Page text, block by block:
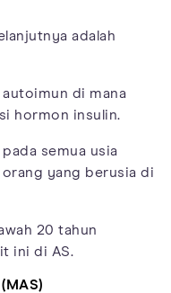
adalah
di mana
hormon insulin.
semua usia
yang berusia di
20 tahun
ini di AS.